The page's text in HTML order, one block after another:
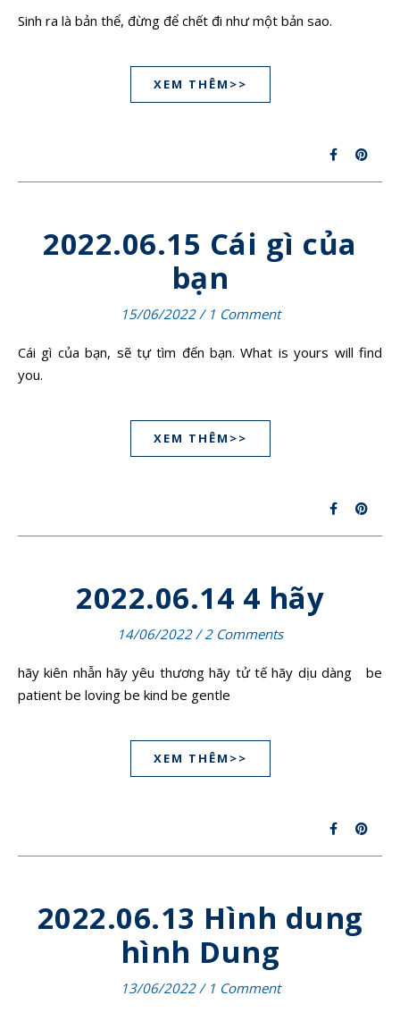
Sinh ra là bản thể, đừng để chết đi như một bản sao.
XEM THÊM>>
2022.06.15 Cái gì của
bạn
15/06/2022 / 1 Comment
Cái gì của bạn, sẽ tự tìm đến bạn. What is yours will find
you.
XEM THÊM>>
2022.06.14 4 hãy
14/06/2022 / 2 Comments
hãy kiên nhẫn hãy yêu thương hãy tử tế hãy dịu dàng be
patient be loving be kind be gentle
XEM THÊM>>
2022.06.13 Hình dung
hình Dung
13/06/2022 / 1 Comment